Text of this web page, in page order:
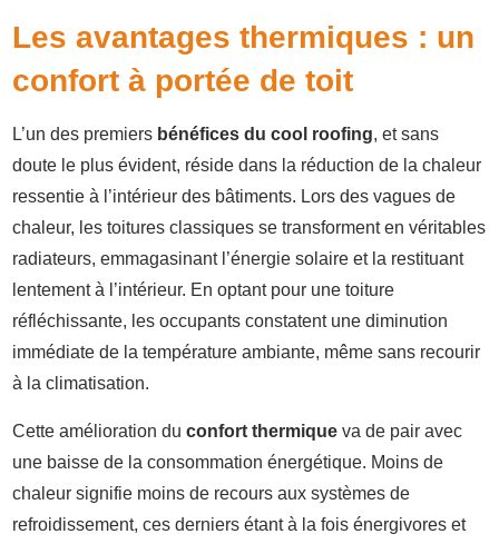
Les avantages thermiques : un
confort à portée de toit
L’un des premiers bénéfices du cool roofing, et sans
doute le plus évident, réside dans la réduction de la chaleur
ressentie à l’intérieur des bâtiments. Lors des vagues de
chaleur, les toitures classiques se transforment en véritables
radiateurs, emmagasinant l’énergie solaire et la restituant
lentement à l’intérieur. En optant pour une toiture
réfléchissante, les occupants constatent une diminution
immédiate de la température ambiante, même sans recourir
à la climatisation.
Cette amélioration du confort thermique va de pair avec
une baisse de la consommation énergétique. Moins de
chaleur signifie moins de recours aux systèmes de
refroidissement, ces derniers étant à la fois énergivores et